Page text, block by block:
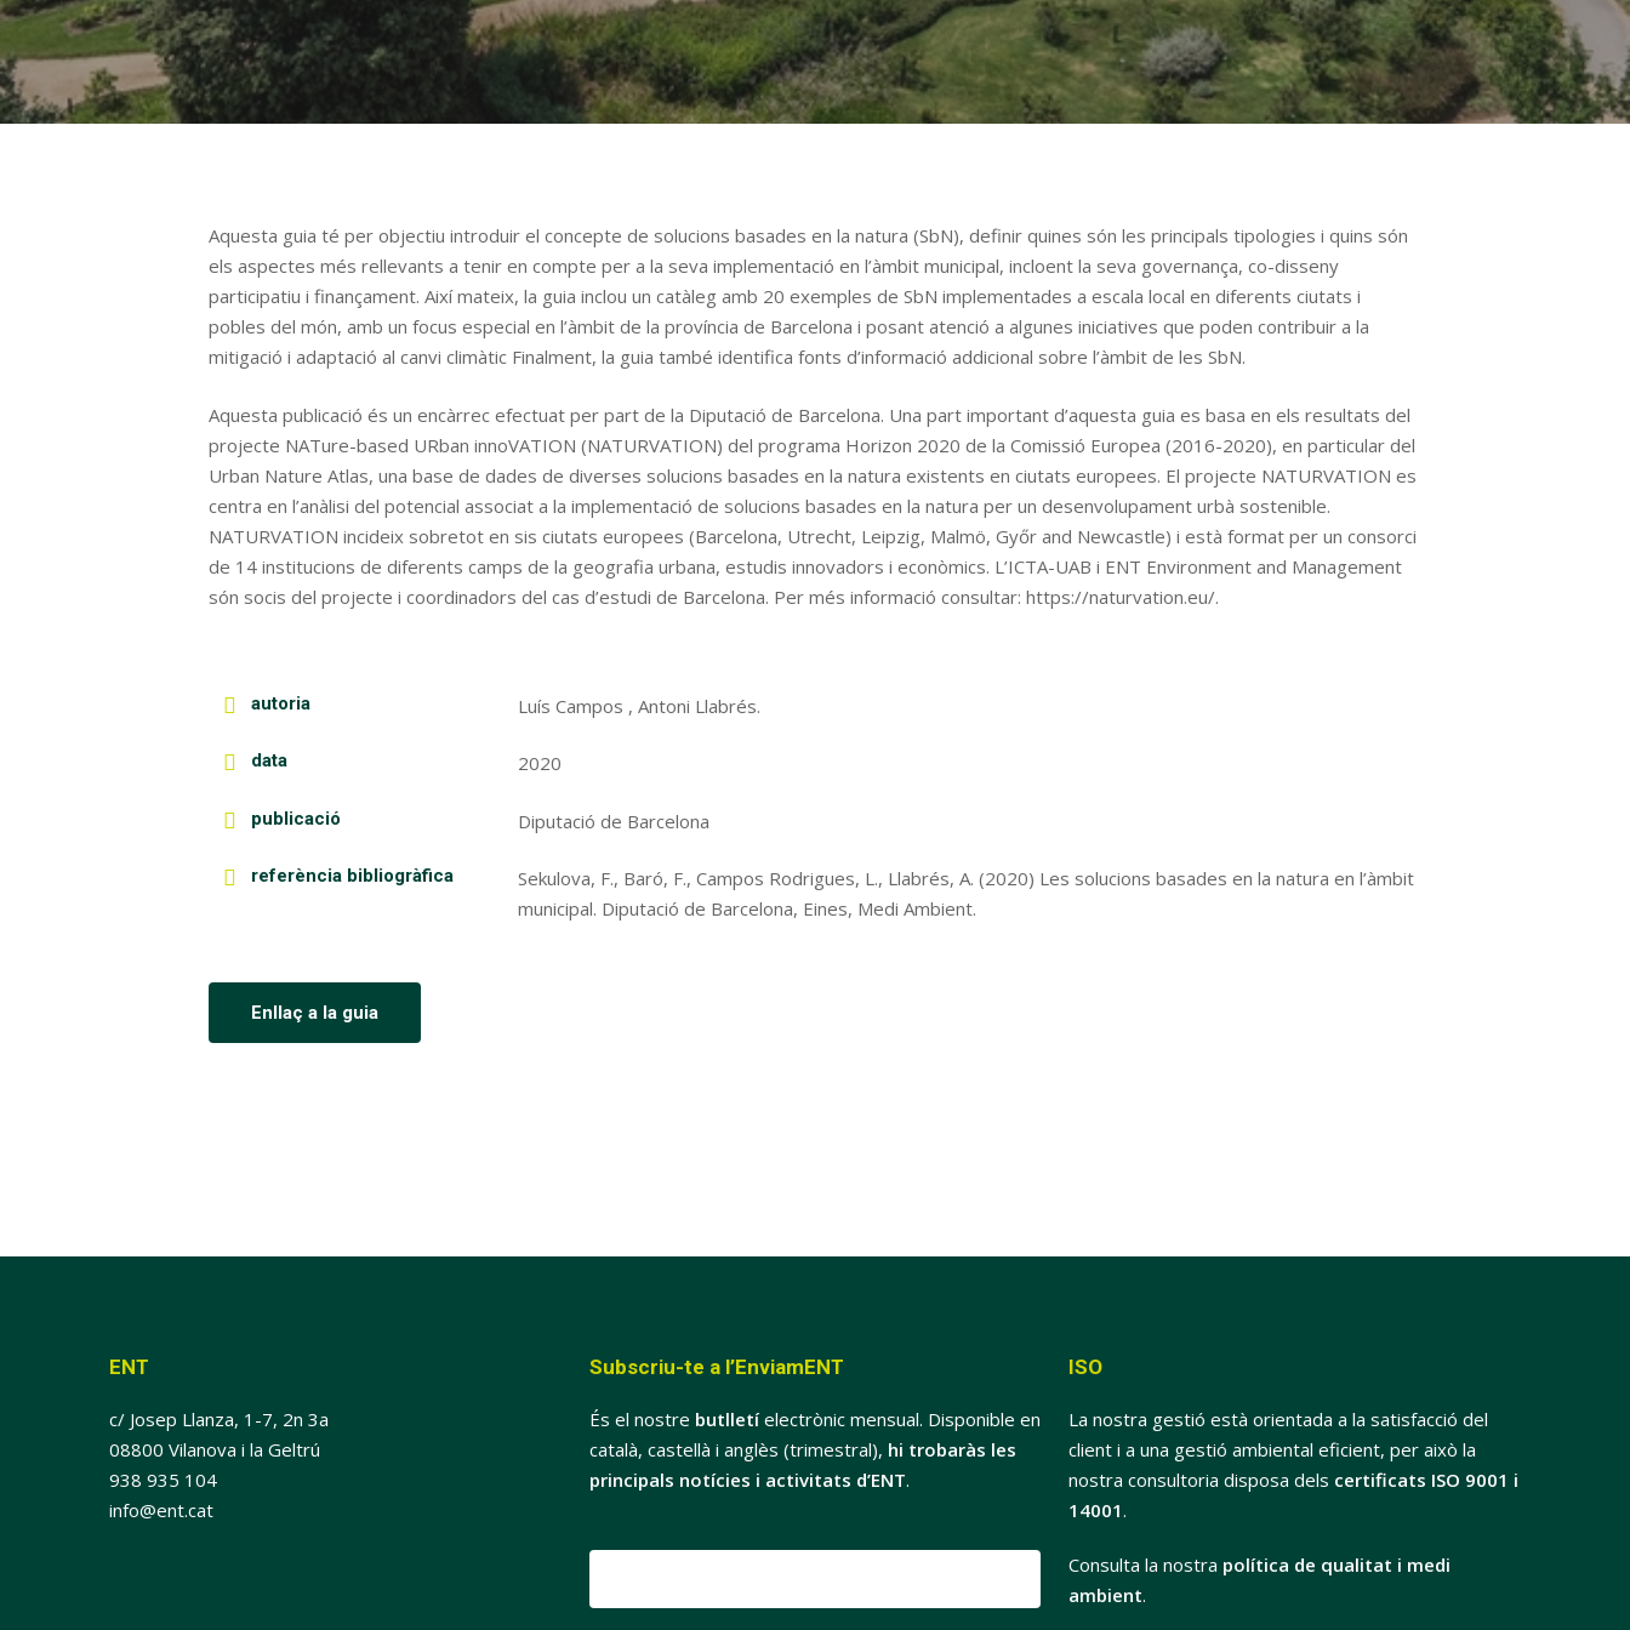
Aquesta guia té per objectiu introduir el concepte de solucions basades en la natura (SbN), definir quines són les principals tipologies i quins són
els aspectes més rellevants a tenir en compte per a la seva implementació en l’àmbit municipal, incloent la seva governança, co-disseny
participatiu i finançament. Així mateix, la guia inclou un catàleg amb 20 exemples de SbN implementades a escala local en diferents ciutats i
pobles del món, amb un focus especial en l’àmbit de la província de Barcelona i posant atenció a algunes iniciatives que poden contribuir a la
mitigació i adaptació al canvi climàtic Finalment, la guia també identifica fonts d’informació addicional sobre l’àmbit de les SbN.
Aquesta publicació és un encàrrec efectuat per part de la Diputació de Barcelona. Una part important d’aquesta guia es basa en els resultats del
projecte NATure-based URban innoVATION (NATURVATION) del programa Horizon 2020 de la Comissió Europea (2016-2020), en particular del
Urban Nature Atlas, una base de dades de diverses solucions basades en la natura existents en ciutats europees. El projecte NATURVATION es
centra en l’anàlisi del potencial associat a la implementació de solucions basades en la natura per un desenvolupament urbà sostenible.
NATURVATION incideix sobretot en sis ciutats europees (Barcelona, Utrecht, Leipzig, Malmö, Győr and Newcastle) i està format per un consorci
de 14 institucions de diferents camps de la geografia urbana, estudis innovadors i econòmics. L’ICTA-UAB i ENT Environment and Management
són socis del projecte i coordinadors del cas d’estudi de Barcelona. Per més informació consultar: https://naturvation.eu/.
autoria Luís Campos , Antoni Llabrés.
data 2020
publicació Diputació de Barcelona
referència bibliogràfica
Sekulova, F., Baró, F., Campos Rodrigues, L., Llabrés, A. (2020) Les solucions basades en la natura en l’àmbit
municipal. Diputació de Barcelona, Eines, Medi Ambient.
Enllaç a la guia
ENT
c/ Josep Llanza, 1-7, 2n 3a
08800 Vilanova i la Geltrú
938 935 104
info@ent.cat
Subscriu-te a l’EnviamENT
És el nostre butlletí electrònic mensual. Disponible en
català, castellà i anglès (trimestral), hi trobaràs les
principals notícies i activitats d’ENT.
ISO
La nostra gestió està orientada a la satisfacció del
client i a una gestió ambiental eficient, per això la
nostra consultoria disposa dels certificats ISO 9001 i
14001.
Consulta la nostra política de qualitat i medi
ambient.